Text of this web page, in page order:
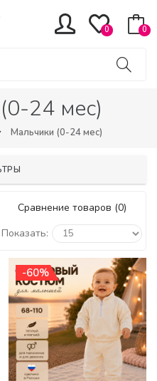
0 0
24 мес)
Мальчики (0-24 мес)
Сравнение товаров (0)
Показать:
-60%